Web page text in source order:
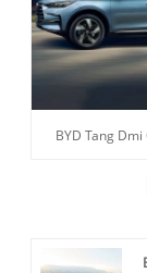
BYD Tang